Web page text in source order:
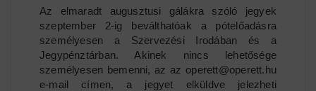
Az elmaradt augusztusi gálákra szóló jegyek
szeptember 2-ig beválthatóak a pótelőadásra
személyesen a Szervezési Irodában és a
Jegypénztárban. Akinek nincs lehetősége
személyesen bemenni, az az operett@operett.hu
e-mail címen, a jegyet elküldve jelezheti